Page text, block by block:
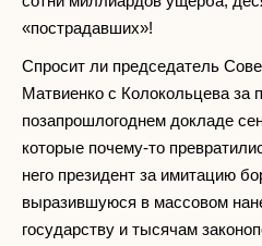
«пострадавших»!
Спросит ли председатель
Матвиенко с Колокольцева за
позапрошлогоднем докладе
которые почему-то
него президент за имитацию
выразившуюся в массовом
государству и тысячам